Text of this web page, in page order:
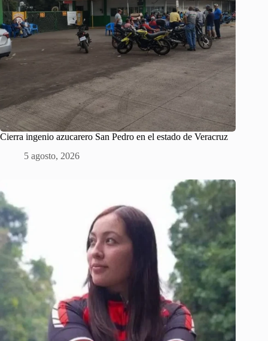
Cierra ingenio azucarero San Pedro en el estado de Veracruz
5 agosto, 2026